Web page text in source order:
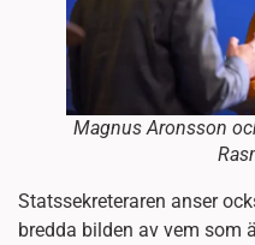
Magnus Aronsson
Statssekreteraren anser
bredda bilden av vem som